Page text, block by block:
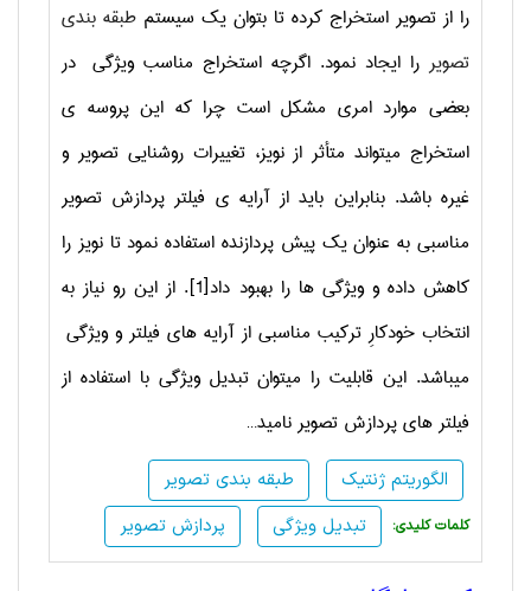
را از تصویر استخراج کرده تا بتوان یک سیستم طبقه بندی
تصویر را ایجاد نمود. اگرچه استخراج مناسب ویژگی در
بعضی موارد امری مشکل است چرا که این پروسه ی
استخراج میتواند متأثر از نویز، تغییرات روشنایی تصویر و
غیره باشد. بنابراین باید از آرایه ی فیلتر پردازش تصویر
مناسبی به عنوان یک پیش پردازنده استفاده نمود تا نویز را
کاهش داده و ویژگی ها را بهبود داد[1]. از این رو نیاز به
انتخاب خودکارِ ترکیب مناسبی از آرایه های فیلتر و ویژگی
میباشد. این قابلیت را میتوان تبدیل ویژگی با استفاده از
فیلتر های پردازش تصویر نامید…
طبقه بندی تصویر
الگوریتم ژنتیک
پردازش تصویر
تبدیل ویژگی :کلمات کلیدی